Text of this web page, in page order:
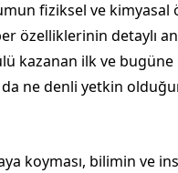
fiziksel ve
özelliklerinin detaylı
kazanan ilk ve
ne denli yetkin
koyması, bilimin ve